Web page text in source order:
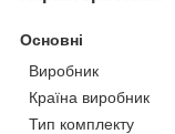
Основні
Виробник
Країна виробник
Тип комплекту